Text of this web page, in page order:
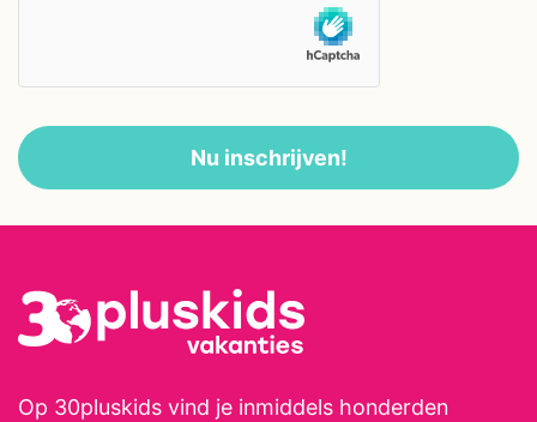
Nu inschrijven!
Op 30pluskids vind je inmiddels honderden